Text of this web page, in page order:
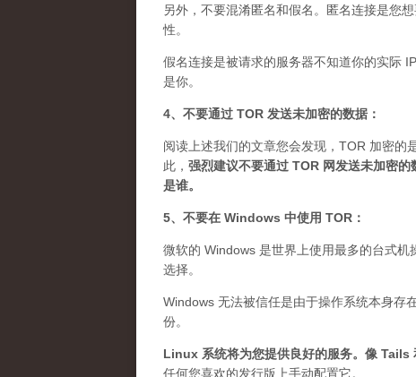
另外，不要混淆匿名和假名。匿名连接是您
性。
假名连接是被请求的服务器不知道你的实际
是你。
4、不要通过 TOR 发送未加密的数据：
阅读上述我们的文章您会发现，TOR 加密的
此， 强烈建议不要通过 TOR 网发送未加密
是谁。
5、不要在 Windows 中使用 TOR：
微软的 Windows 是世界上使用最多的台式
选择。
Windows 无法被信任是由于操作系统本身存
份。
Linux 系统将为您提供良好的服务。像
任何您喜欢的发行版上手动配置它。